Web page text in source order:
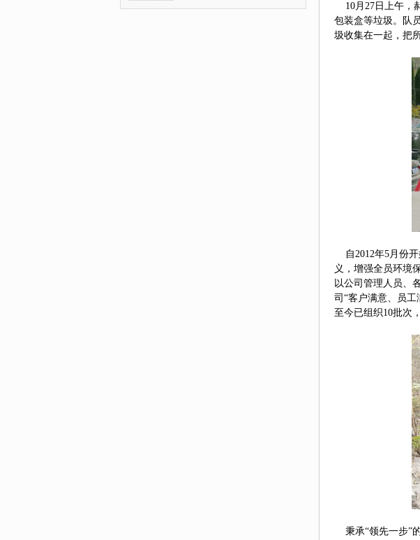
10月 27 日 上午，
包装盒等垃圾。队
圾收集在一起，把
自2012年5月份
义，增强全员环境
以公司 管理人员、
司 “客户满意、员工
至今已组织10批次
秉承“领先一步”